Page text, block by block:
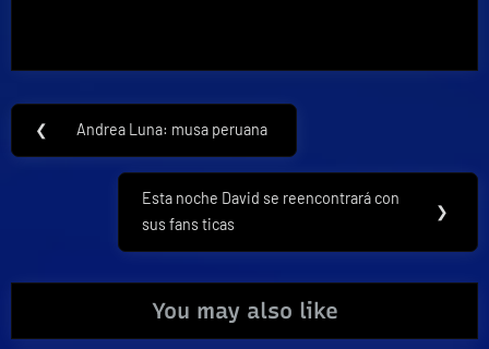
Navegación
de
❮
Previous
Andrea Luna: musa peruana
Next
Post:
Esta noche David se reencontrará con
sus fans ticas
❯
You may also like